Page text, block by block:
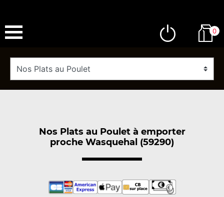
0
Nos Plats au Poulet à emporter
proche Wasquehal (59290)